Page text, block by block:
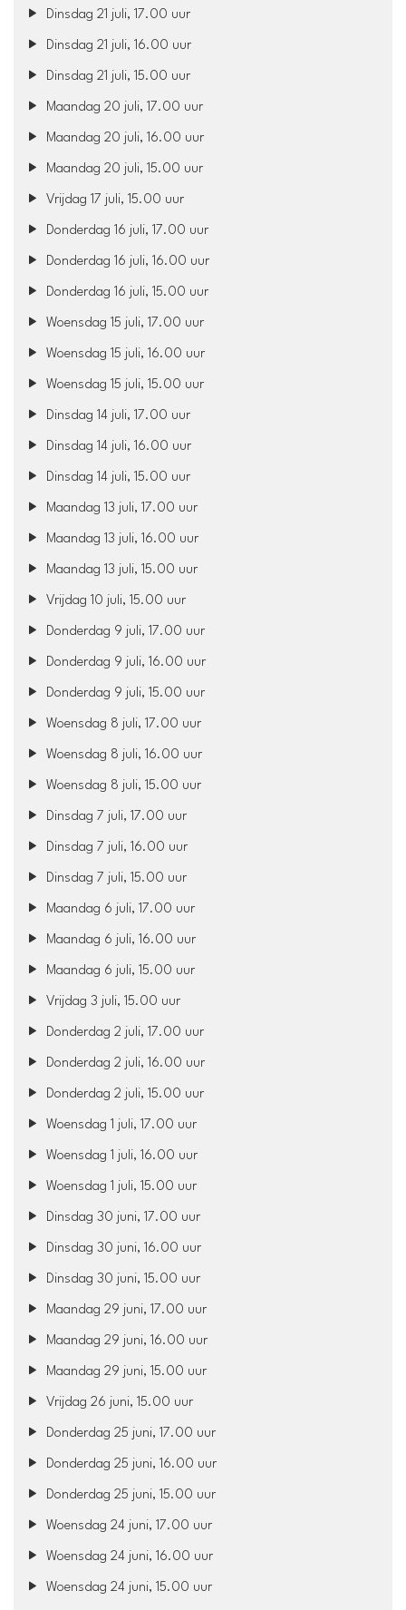
Dinsdag 21 juli, 17.00 uur
Dinsdag 21 juli, 16.00 uur
Dinsdag 21 juli, 15.00 uur
Maandag 20 juli, 17.00 uur
Maandag 20 juli, 16.00 uur
Maandag 20 juli, 15.00 uur
Vrijdag 17 juli, 15.00 uur
Donderdag 16 juli, 17.00 uur
Donderdag 16 juli, 16.00 uur
Donderdag 16 juli, 15.00 uur
Woensdag 15 juli, 17.00 uur
Woensdag 15 juli, 16.00 uur
Woensdag 15 juli, 15.00 uur
Dinsdag 14 juli, 17.00 uur
Dinsdag 14 juli, 16.00 uur
Dinsdag 14 juli, 15.00 uur
Maandag 13 juli, 17.00 uur
Maandag 13 juli, 16.00 uur
Maandag 13 juli, 15.00 uur
Vrijdag 10 juli, 15.00 uur
Donderdag 9 juli, 17.00 uur
Donderdag 9 juli, 16.00 uur
Donderdag 9 juli, 15.00 uur
Woensdag 8 juli, 17.00 uur
Woensdag 8 juli, 16.00 uur
Woensdag 8 juli, 15.00 uur
Dinsdag 7 juli, 17.00 uur
Dinsdag 7 juli, 16.00 uur
Dinsdag 7 juli, 15.00 uur
Maandag 6 juli, 17.00 uur
Maandag 6 juli, 16.00 uur
Maandag 6 juli, 15.00 uur
Vrijdag 3 juli, 15.00 uur
Donderdag 2 juli, 17.00 uur
Donderdag 2 juli, 16.00 uur
Donderdag 2 juli, 15.00 uur
Woensdag 1 juli, 17.00 uur
Woensdag 1 juli, 16.00 uur
Woensdag 1 juli, 15.00 uur
Dinsdag 30 juni, 17.00 uur
Dinsdag 30 juni, 16.00 uur
Dinsdag 30 juni, 15.00 uur
Maandag 29 juni, 17.00 uur
Maandag 29 juni, 16.00 uur
Maandag 29 juni, 15.00 uur
Vrijdag 26 juni, 15.00 uur
Donderdag 25 juni, 17.00 uur
Donderdag 25 juni, 16.00 uur
Donderdag 25 juni, 15.00 uur
Woensdag 24 juni, 17.00 uur
Woensdag 24 juni, 16.00 uur
Woensdag 24 juni, 15.00 uur